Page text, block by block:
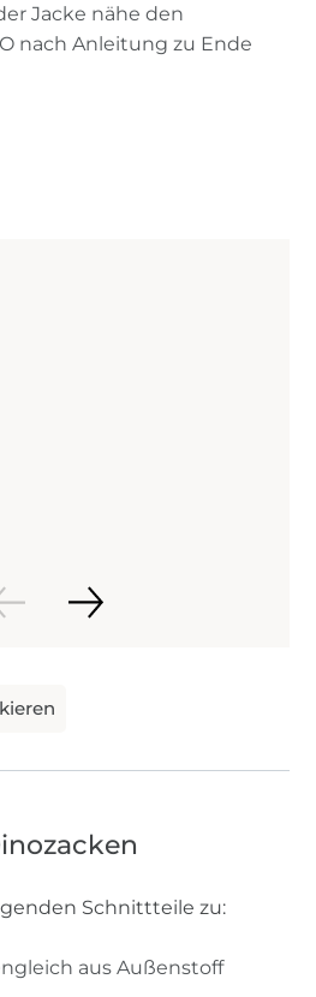
Jacke nähe den
nach Anleitung zu Ende
Schnittteile zu:
aus Außenstoff